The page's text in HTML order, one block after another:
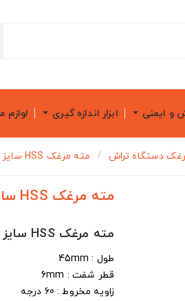
و ایمنی ابزار اندازه گیری
دستگاه تراش مته مرغک HSS سایز 2.5 میلیمتر
مته مرغک HSS سایز 2.5 میلیمتر
مته مرغک HSS سایز 2.5 میلیمتر
طول : 45mm
قطر شفت : 6mm
زاویه مخروط : 60 درجه